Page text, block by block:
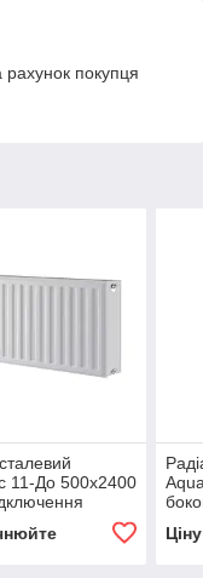
покупця
11-До 500х2400